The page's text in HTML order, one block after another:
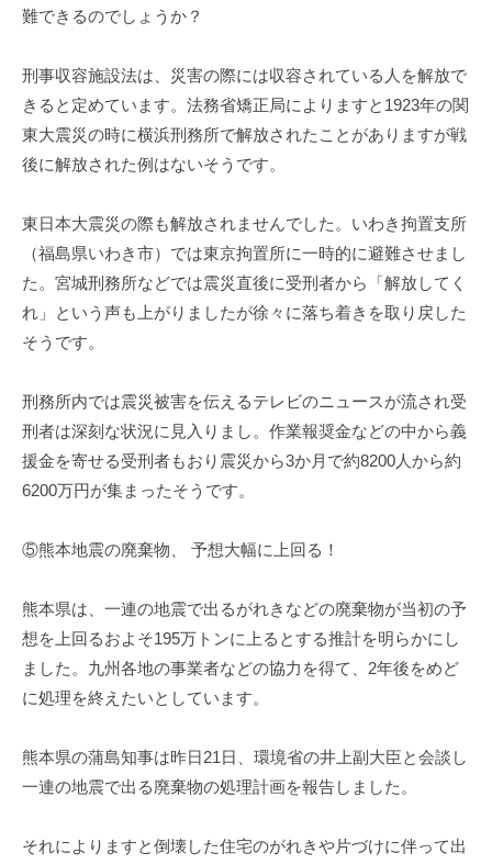
難できるのでしょうか？
刑事収容施設法は、災害の際には収容されている人を解放で
きると定めています。法務省矯正局によりますと1923年の関
東大震災の時に横浜刑務所で解放されたことがありますが戦
後に解放された例はないそうです。
東日本大震災の際も解放されませんでした。いわき拘置支所
（福島県いわき市）では東京拘置所に一時的に避難させまし
た。宮城刑務所などでは震災直後に受刑者から「解放してく
れ」という声も上がりましたが徐々に落ち着きを取り戻した
そうです。
刑務所内では震災被害を伝えるテレビのニュースが流され受
刑者は深刻な状況に見入りまし。作業報奨金などの中から義
援金を寄せる受刑者もおり震災から3か月で約8200人から約
6200万円が集まったそうです。
⑤熊本地震の廃棄物、 予想大幅に上回る！
熊本県は、一連の地震で出るがれきなどの廃棄物が当初の予
想を上回るおよそ195万トンに上るとする推計を明らかにし
ました。九州各地の事業者などの協力を得て、2年後をめど
に処理を終えたいとしています。
熊本県の蒲島知事は昨日21日、環境省の井上副大臣と会談し
一連の地震で出る廃棄物の処理計画を報告しました。
それによりますと倒壊した住宅のがれきや片づけに伴って出